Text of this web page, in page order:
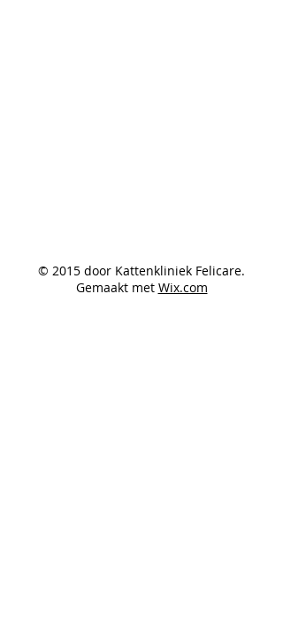
© 2015 door Kattenkliniek Felicare.
Gemaakt met Wix.com